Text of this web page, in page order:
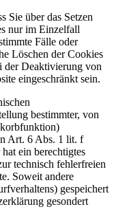
Sie über das Setzen
nur im Einzelfall
Fälle oder
Löschen der Cookies
der Deaktivierung von
eingeschränkt sein.
bestimmter, von
Art. 6 Abs. 1 lit. f
ein berechtigtes
technisch fehlerfreien
Soweit andere
gespeichert
gesondert